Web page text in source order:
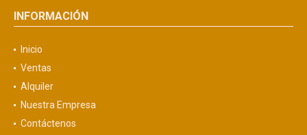
INFORMACIÓN
Inicio
Ventas
Alquiler
Nuestra Empresa
Contáctenos